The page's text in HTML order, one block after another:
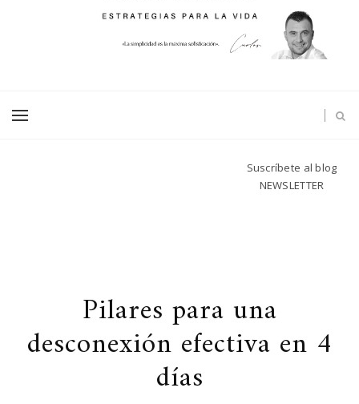
Suscríbete al blog
NEWSLETTER
Pilares para una
desconexión efectiva en 4
días